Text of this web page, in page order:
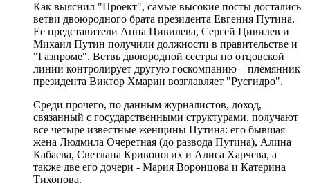
Как выяснил "Проект", самые высокие посты достались
ветви двоюродного брата президента Евгения Путина.
Ее представители Анна Цивилева, Сергей Цивилев и
Михаил Путин получили должности в правительстве и
"Газпроме". Ветвь двоюродной сестры по отцовской
линии контролирует другую госкомпанию – племянник
президента Виктор Хмарин возглавляет "Русгидро".
Среди прочего, по данным журналистов, доход,
связанный с государственными структурами, получают
все четыре известные женщины Путина: его бывшая
жена Людмила Очеретная (до развода Путина), Алина
Кабаева, Светлана Кривоногих и Алиса Харчева, а
также две его дочери - Мария Воронцова и Катерина
Тихонова.